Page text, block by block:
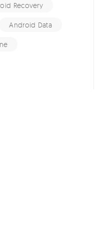
Recovery
Android Data